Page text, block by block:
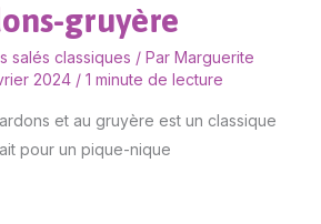
gruyère
salés classiques / Par Marguerite
2024 / 1 minute de lecture
et au gruyère est un classique
pour un pique-nique